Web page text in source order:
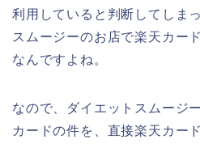
利用していると判断してしま
スムージーのお店で楽天カー
なんですよね。
なので、ダイエットスムージ
カードの件を、直接楽天カー